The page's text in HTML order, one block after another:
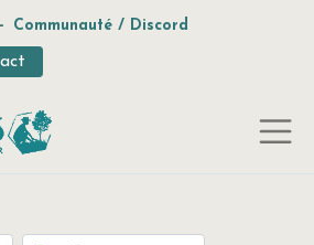
- Communauté / Discord